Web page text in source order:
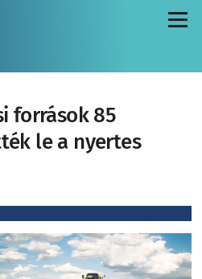
Menü
források 85
le a nyertes